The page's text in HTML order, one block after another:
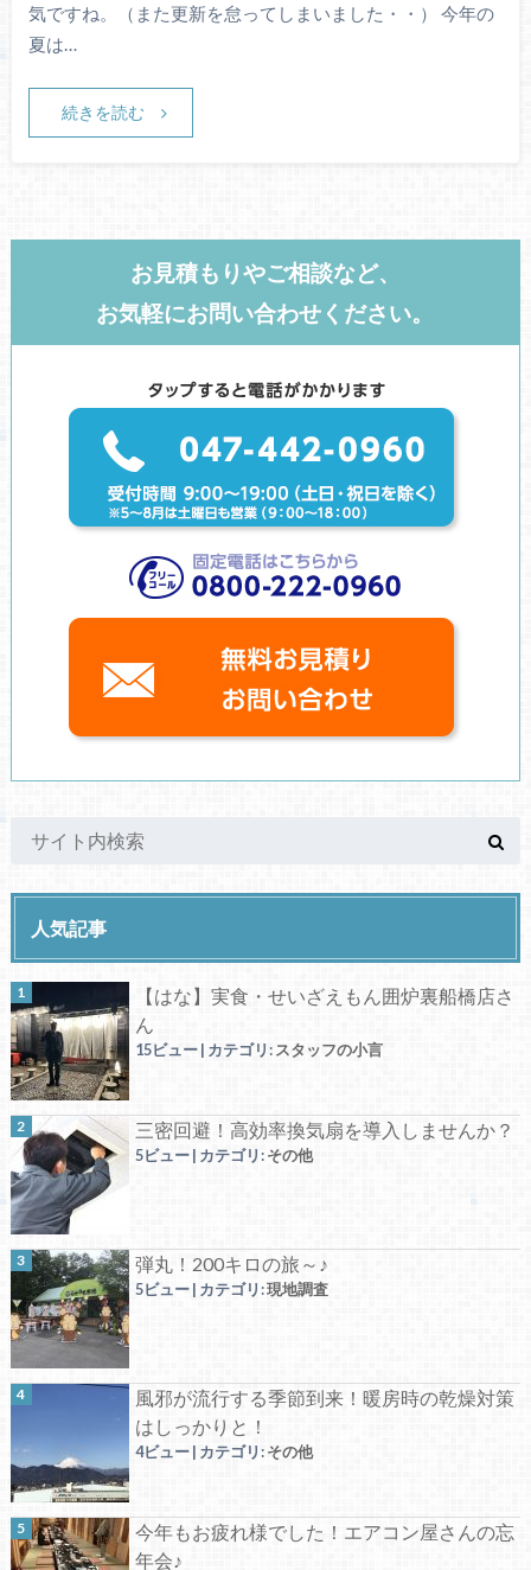
気ですね。（また更新を怠ってしまいました・・） 今年の
夏は…
続きを読む
お見積もりやご相談など、
お気軽にお問い合わせください。
人気記事
【はな】実食・せいざえもん囲炉裏船橋店さ
ん
15ビュー| カテゴリ: スタッフの小言
三密回避！高効率換気扇を導入しませんか？
5ビュー| カテゴリ:その他
弾丸！200キロの旅～♪
5ビュー| カテゴリ:現地調査
風邪が流行する季節到来！暖房時の乾燥対策
はしっかりと！
4ビュー| カテゴリ:その他
今年もお疲れ様でした！エアコン屋さんの忘
年会♪